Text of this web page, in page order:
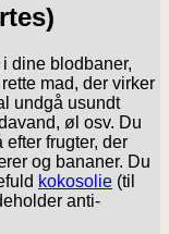
dine blodbaner,
mad, der virker
undgå usundt
øl osv. Du
efter frugter, der
og bananer. Du
kokosolie (til
anti-